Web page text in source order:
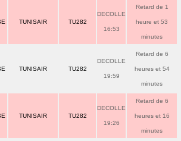
TUNISAIR TU282
DECOLLE
16:53
Retard de 1
heure et 53
minutes
TUNISAIR TU282
DECOLLE
19:59
Retard de 6
heures et 54
minutes
TUNISAIR TU282
DECOLLE
19:26
Retard de 6
heures et 16
minutes